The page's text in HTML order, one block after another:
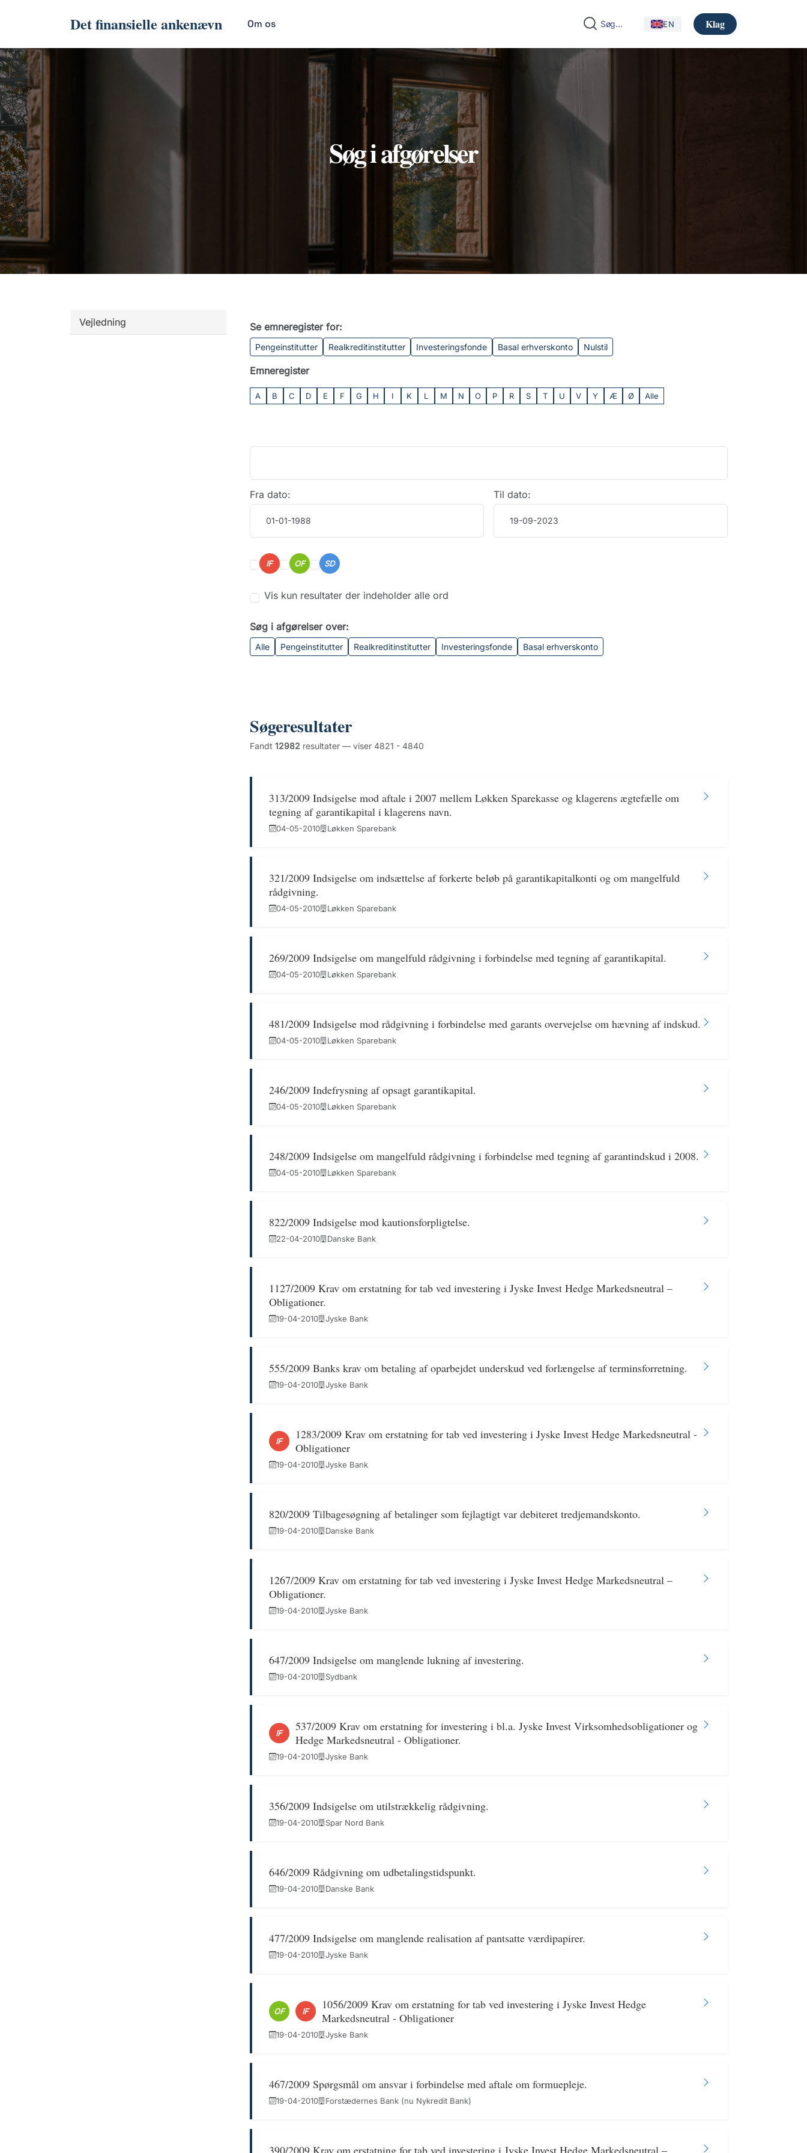
Det finansielle ankenævn Om os EN Klag
Søg i afgørelser
Vejledning Se emneregister for:
Pengeinstitutter Realkreditinstitutter Investeringsfonde Basal erhverskonto Nulstil
Emneregister
A B C D E F G H I K L M N O P R S T U V Y Æ Ø Alle
Fra dato: Til dato:
IF OF SD
Vis kun resultater der indeholder alle ord
Søg i afgørelser over:
Alle Pengeinstitutter Realkreditinstitutter Investeringsfonde Basal erhverskonto
Søgeresultater
Fandt 12982 resultater — viser 4821 - 4840
313/2009 Indsigelse mod aftale i 2007 mellem Løkken Sparekasse og klagerens ægtefælle om
tegning af garantikapital i klagerens navn.
04-05-2010 Løkken Sparebank
321/2009 Indsigelse om indsættelse af forkerte beløb på garantikapitalkonti og om mangelfuld
rådgivning.
04-05-2010 Løkken Sparebank
269/2009 Indsigelse om mangelfuld rådgivning i forbindelse med tegning af garantikapital.
04-05-2010 Løkken Sparebank
481/2009 Indsigelse mod rådgivning i forbindelse med garants overvejelse om hævning af indskud.
04-05-2010 Løkken Sparebank
246/2009 Indefrysning af opsagt garantikapital.
04-05-2010 Løkken Sparebank
248/2009 Indsigelse om mangelfuld rådgivning i forbindelse med tegning af garantindskud i 2008.
04-05-2010 Løkken Sparebank
822/2009 Indsigelse mod kautionsforpligtelse.
22-04-2010 Danske Bank
1127/2009 Krav om erstatning for tab ved investering i Jyske Invest Hedge Markedsneutral –
Obligationer.
19-04-2010 Jyske Bank
555/2009 Banks krav om betaling af oparbejdet underskud ved forlængelse af terminsforretning.
19-04-2010 Jyske Bank
IF
1283/2009 Krav om erstatning for tab ved investering i Jyske Invest Hedge Markedsneutral -
Obligationer
19-04-2010 Jyske Bank
820/2009 Tilbagesøgning af betalinger som fejlagtigt var debiteret tredjemandskonto.
19-04-2010 Danske Bank
1267/2009 Krav om erstatning for tab ved investering i Jyske Invest Hedge Markedsneutral –
Obligationer.
19-04-2010 Jyske Bank
647/2009 Indsigelse om manglende lukning af investering.
19-04-2010 Sydbank
IF
537/2009 Krav om erstatning for investering i bl.a. Jyske Invest Virksomhedsobligationer og
Hedge Markedsneutral - Obligationer.
19-04-2010 Jyske Bank
356/2009 Indsigelse om utilstrækkelig rådgivning.
19-04-2010 Spar Nord Bank
646/2009 Rådgivning om udbetalingstidspunkt.
19-04-2010 Danske Bank
477/2009 Indsigelse om manglende realisation af pantsatte værdipapirer.
19-04-2010 Jyske Bank
OF IF
1056/2009 Krav om erstatning for tab ved investering i Jyske Invest Hedge
Markedsneutral - Obligationer
19-04-2010 Jyske Bank
467/2009 Spørgsmål om ansvar i forbindelse med aftale om formuepleje.
19-04-2010 Forstædernes Bank (nu Nykredit Bank)
390/2009 Krav om erstatning for tab ved investering i Jyske Invest Hedge Markedsneutral –